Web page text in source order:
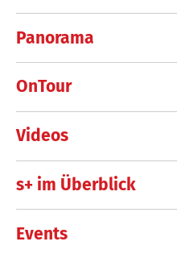
Panorama
OnTour
Videos
s+ im Überblick
Events